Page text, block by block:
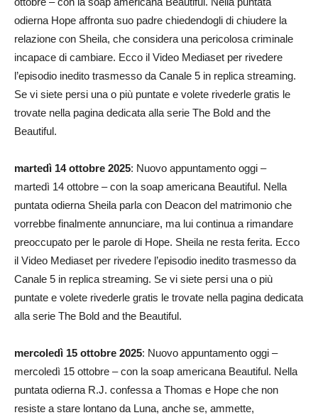
odierna Hope affronta suo padre chiedendogli di chiudere la
relazione con Sheila, che considera una pericolosa criminale
incapace di cambiare. Ecco il Video Mediaset per rivedere
l’episodio inedito trasmesso da Canale 5 in replica streaming.
Se vi siete persi una o più puntate e volete rivederle gratis le
trovate nella pagina dedicata alla serie The Bold and the
Beautiful.
martedì 14 ottobre 2025: Nuovo appuntamento oggi –
martedì 14 ottobre – con la soap americana Beautiful. Nella
puntata odierna Sheila parla con Deacon del matrimonio che
vorrebbe finalmente annunciare, ma lui continua a rimandare
preoccupato per le parole di Hope. Sheila ne resta ferita. Ecco
il Video Mediaset per rivedere l’episodio inedito trasmesso da
Canale 5 in replica streaming. Se vi siete persi una o più
puntate e volete rivederle gratis le trovate nella pagina dedicata
alla serie The Bold and the Beautiful.
mercoledì 15 ottobre 2025: Nuovo appuntamento oggi –
mercoledì 15 ottobre – con la soap americana Beautiful. Nella
puntata odierna R.J. confessa a Thomas e Hope che non
resiste a stare lontano da Luna, anche se, ammette,